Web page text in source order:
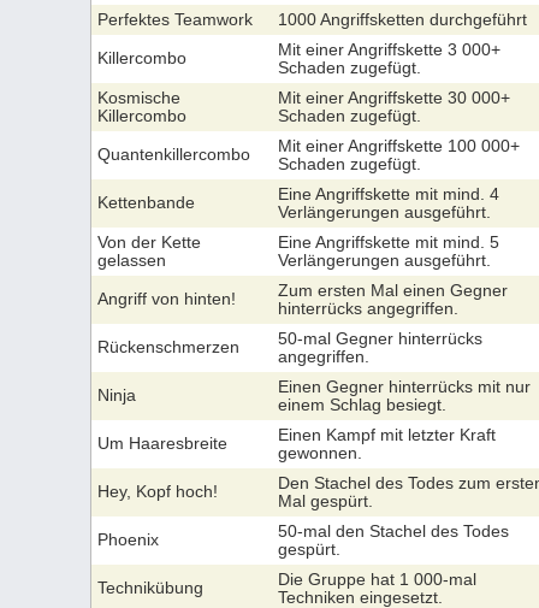
Perfektes Teamwork
1000 Angriffsketten durchgeführt
Killercombo
Mit einer Angriffskette 3 000+
Schaden zugefügt.
Kosmische
Killercombo
Mit einer Angriffskette 30 000+
Schaden zugefügt.
Quantenkillercombo
Mit einer Angriffskette 100 000+
Schaden zugefügt.
Kettenbande
Eine Angriffskette mit mind. 4
Verlängerungen ausgeführt.
Von der Kette
gelassen
Eine Angriffskette mit mind. 5
Verlängerungen ausgeführt.
Angriff von hinten!
Zum ersten Mal einen Gegner
hinterrücks angegriffen.
Rückenschmerzen
50-mal Gegner hinterrücks
angegriffen.
Ninja
Einen Gegner hinterrücks mit nur
einem Schlag besiegt.
Um Haaresbreite
Einen Kampf mit letzter Kraft
gewonnen.
Hey, Kopf hoch!
Den Stachel des Todes zum
Mal gespürt.
Phoenix
50-mal den Stachel des Todes
gespürt.
Technikübung
Die Gruppe hat 1 000-mal
Techniken eingesetzt.